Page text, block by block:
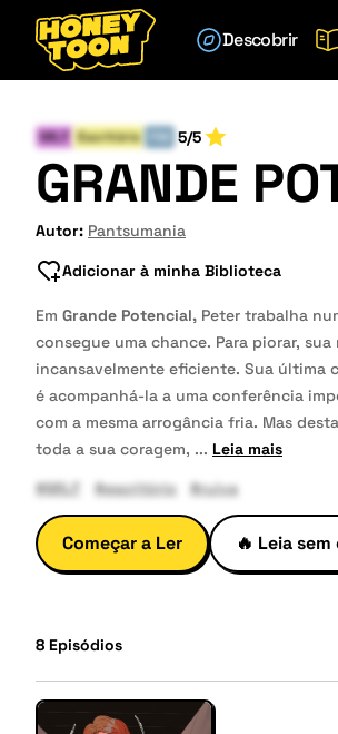
Descobrir
MILF Escritório 5/5
GRANDE
Autor: Pantsumania
Adicionar à minha Biblioteca
Em Grande Potencial, Peter trabalha
consegue uma chance. Para piorar,
incansavelmente eficiente. Sua última
é acompanhá-la a uma conferência
com a mesma arrogância fria. Mas
toda a sua coragem, ... Leia mais
#MILF
#escritório #ruiva
Começar a Ler 🔥 Leia
8 Episódios